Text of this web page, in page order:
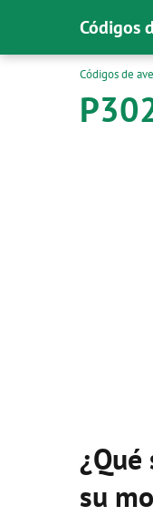
Códigos
Códigos de
su